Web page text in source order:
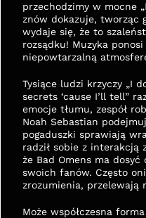
przechodzimy w mocne
znów dokazuje, tworząc
wydaje się, że to
rozsądku! Muzyka
niepowtarzalną
Tysiące ludzi krzyczy „I
secrets ‘cause I’ll tell”
emocje tłumu, zespół
Noah Sebastian
pogaduszki sprawiają
radził sobie z interakcją
że Bad Omens ma
swoich fanów. Często
zrozumienia, przelewają
Może współczesna